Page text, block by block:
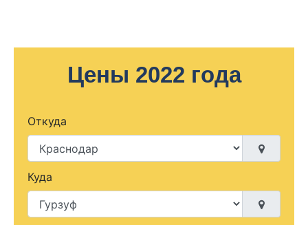
Цены 2022 года
Откуда
Куда